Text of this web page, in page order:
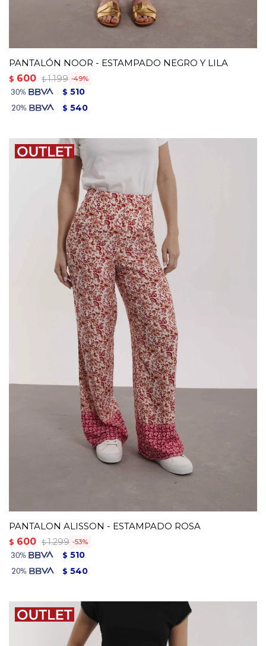
PANTALÓN NOOR - ESTAMPADO NEGRO Y LILA
$ 600 $ 1.199 49
$ 510
$ 540
PANTALON ALISSON - ESTAMPADO ROSA
$ 600 $ 1.299 53
$ 510
$ 540